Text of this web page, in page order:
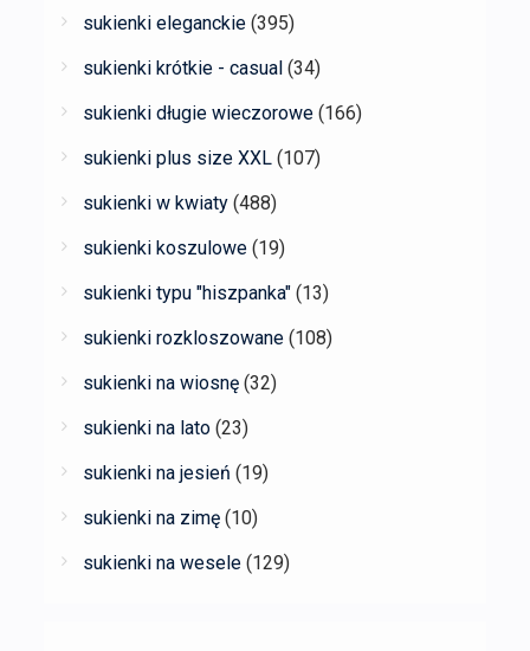
sukienki eleganckie (395)
sukienki krótkie - casual (34)
sukienki długie wieczorowe (166)
sukienki plus size XXL (107)
sukienki w kwiaty (488)
sukienki koszulowe (19)
sukienki typu "hiszpanka" (13)
sukienki rozkloszowane (108)
sukienki na wiosnę (32)
sukienki na lato (23)
sukienki na jesień (19)
sukienki na zimę (10)
sukienki na wesele (129)